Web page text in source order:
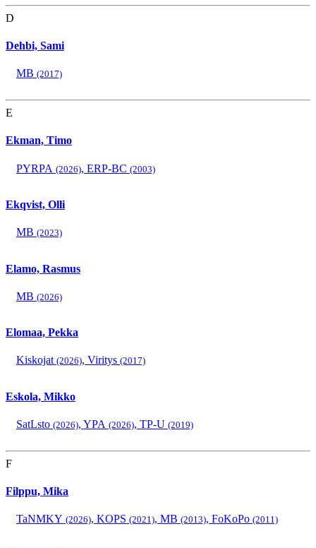
D
Dehbi, Sami
MB (2017)
E
Ekman, Timo
PYRPA (2026), ERP-BC (2003)
Ekqvist, Olli
MB (2023)
Elamo, Rasmus
MB (2026)
Elomaa, Pekka
Kiskojat (2026), Viritys (2017)
Eskola, Mikko
SatLsto (2026), YPA (2026), TP-U (2019)
F
Filppu, Mika
TaNMKY (2026), KOPS (2021), MB (2013), FoKoPo (2011)